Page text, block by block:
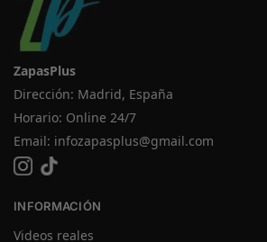
ZapasPlus
Dirección: Madrid, España
Horario: Online 24/7
Email: infozapasplus@gmail.com
INFORMACIÓN
Videos reales